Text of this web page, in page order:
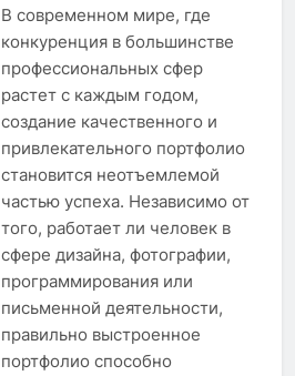
В современном мире, где
конкуренция в большинстве
профессиональных сфер
растет с каждым годом,
создание качественного и
привлекательного портфолио
становится неотъемлемой
частью успеха. Независимо от
того, работает ли человек в
сфере дизайна, фотографии,
программирования или
письменной деятельности,
правильно выстроенное
портфолио способно